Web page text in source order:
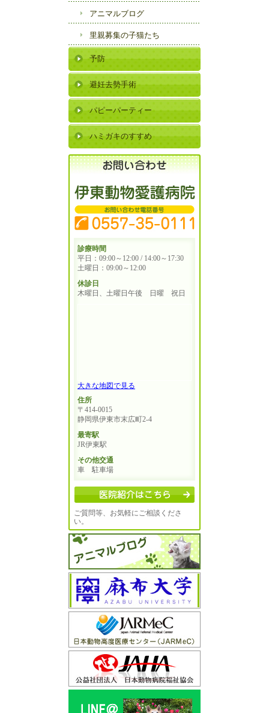
アニマルブログ
里親募集の子猫たち
予防
避妊去勢手術
パピーパーティー
ハミガキのすすめ
診療時間
平日：09:00～12:00 / 14:00～17:30
土曜日：09:00～12:00
休診日
木曜日、土曜日午後 日曜 祝日
大きな地図で見る
住所
〒414-0015
静岡県伊東市末広町2-4
最寄駅
JR伊東駅
その他交通
車 駐車場
ご質問等、お気軽にご相談くださ
い。